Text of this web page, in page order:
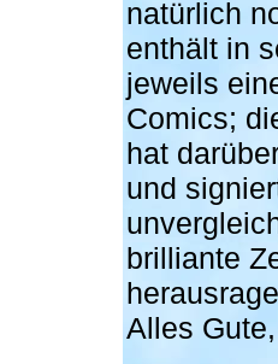
natürlich
enthält in
jeweils
Comics;
hat
und
brilliante
Alles